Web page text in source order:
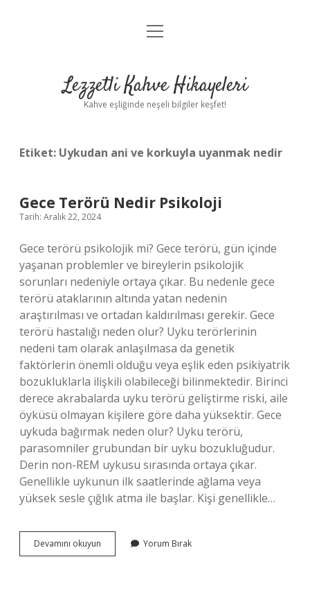
Anasayfa
Yasal Uyarı
menüyü
Lezzetli Kahve Hikayeleri
Kahve eşliğinde neşeli bilgiler keşfet!
Etiket: Uykudan ani ve korkuyla uyanmak nedir
Gece Terörü Nedir Psikoloji
Tarih: Aralık 22, 2024
Gece terörü psikolojik mi? Gece terörü, gün içinde
yaşanan problemler ve bireylerin psikolojik
sorunları nedeniyle ortaya çıkar. Bu nedenle gece
terörü ataklarının altında yatan nedenin
araştırılması ve ortadan kaldırılması gerekir. Gece
terörü hastalığı neden olur? Uyku terörlerinin
nedeni tam olarak anlaşılmasa da genetik
faktörlerin önemli olduğu veya eşlik eden psikiyatrik
bozukluklarla ilişkili olabileceği bilinmektedir. Birinci
derece akrabalarda uyku terörü geliştirme riski, aile
öyküsü olmayan kişilere göre daha yüksektir. Gece
uykuda bağırmak neden olur? Uyku terörü,
parasomniler grubundan bir uyku bozukluğudur.
Derin non-REM uykusu sırasında ortaya çıkar.
Genellikle uykunun ilk saatlerinde ağlama veya
yüksek sesle çığlık atma ile başlar. Kişi genellikle…
Devamını okuyun
Terörü
Yorum Bırak